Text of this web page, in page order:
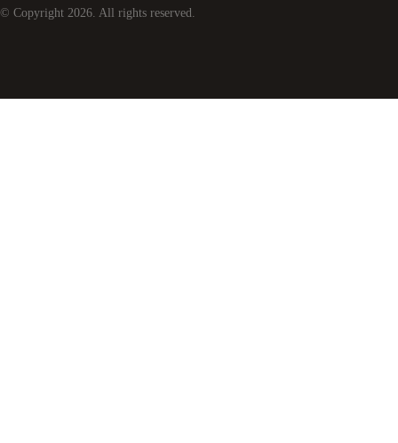
© Copyright 2026. All rights reserved.